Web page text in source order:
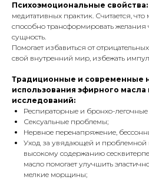
Психоэмоциональные свойства:
медитативных практик. Считается,
способно трансформировать желания
сущность.
Помогает избавиться от
свой внутренний мир, избежать
Традиционные и современные
использования эфирного
исследований:
Респираторные и бронхо-
Сексуальные проблемы;
Нервное перенапряжение,
Уход за увядающей и проблемной
высокому содержанию
масло помогает улучшить
мелкие морщины;